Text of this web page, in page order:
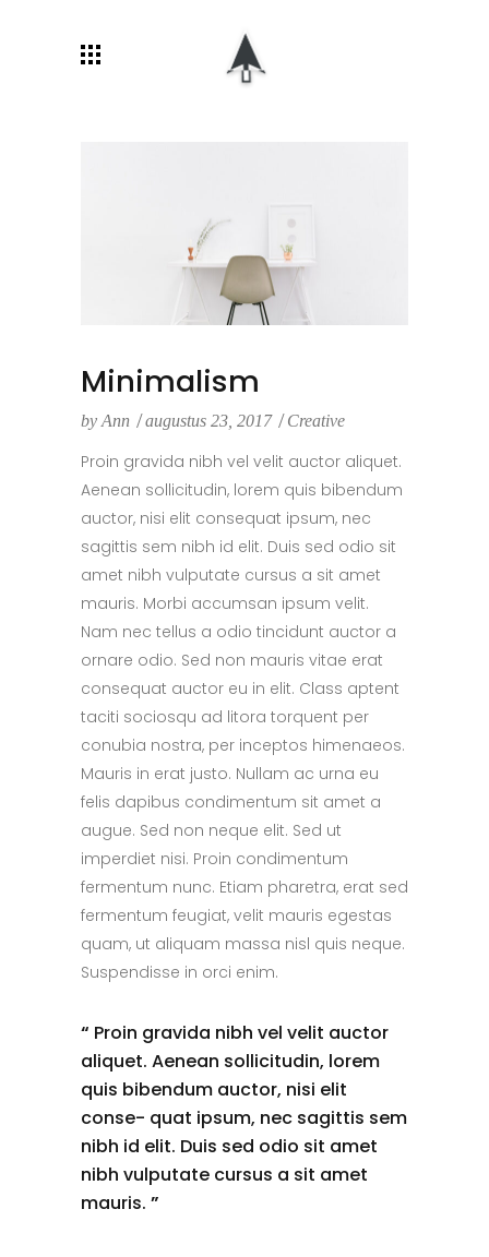
Minimalism
byAnn augustus 23, 2017 Creative
Proin gravida nibh vel velit auctor aliquet.
Aenean sollicitudin, lorem quis bibendum
auctor, nisi elit consequat ipsum, nec
sagittis sem nibh id elit. Duis sed odio sit
amet nibh vulputate cursus a sit amet
mauris. Morbi accumsan ipsum velit.
Nam nec tellus a odio tincidunt auctor a
ornare odio. Sed non mauris vitae erat
consequat auctor eu in elit. Class aptent
taciti sociosqu ad litora torquent per
conubia nostra, per inceptos himenaeos.
Mauris in erat justo. Nullam ac urna eu
felis dapibus condimentum sit amet a
augue. Sed non neque elit. Sed ut
imperdiet nisi. Proin condimentum
fermentum nunc. Etiam pharetra, erat sed
fermentum feugiat, velit mauris egestas
quam, ut aliquam massa nisl quis neque.
Suspendisse in orci enim.
“ Proin gravida nibh vel velit auctor
aliquet. Aenean sollicitudin, lorem
quis bibendum auctor, nisi elit
conse- quat ipsum, nec sagittis sem
nibh id elit. Duis sed odio sit amet
nibh vulputate cursus a sit amet
mauris. ”